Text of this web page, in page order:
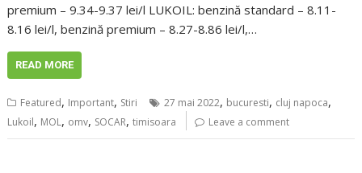
premium – 9.34-9.37 lei/l LUKOIL: benzină standard – 8.11-
8.16 lei/l, benzină premium – 8.27-8.86 lei/l,…
READ MORE
Featured, Important, Stiri 27 mai 2022, bucuresti, cluj napoca,
Lukoil, MOL, omv, SOCAR,timisoara Leave a comment